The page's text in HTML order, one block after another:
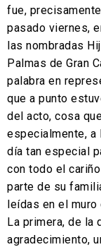
fue,
pasado viernes,
las nombradas
Palmas de Gran
palabra en
que a punto
del acto, cosa
especialmente, a
día tan especial
con todo el
parte de su
leídas en el muro
La primera, de la
agradecimiento,